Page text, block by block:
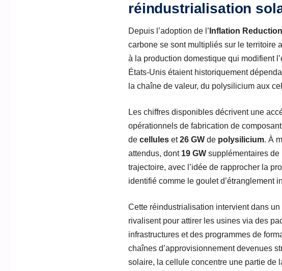
réindustrialisation
Depuis l’adoption de l’ Inflation
carbone se sont multipliés sur le territoire
à la production domestique qui modifient
États-Unis étaient historiquement
la chaîne de valeur, du polysilicium aux
Les chiffres disponibles décrivent une
opérationnels de fabrication de
de cellules et26 GW de polysilicium. À
attendus, dont 19 GW supplémentaires de
trajectoire, avec l’idée de rapprocher la
identifié comme le goulet d’étranglement
Cette réindustrialisation intervient dans
rivalisent pour attirer les usines via des
infrastructures et des programmes de
chaînes d’approvisionnement devenues
solaire, la cellule concentre une partie de